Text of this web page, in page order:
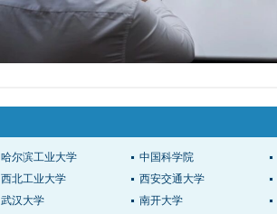
哈尔滨工业大学 中国科学院
西北工业大学 西安交通大学
武汉大学 南开大学